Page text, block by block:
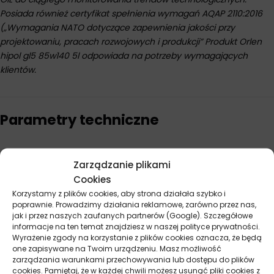
Zarządzanie plikami
Cookies
Korzystamy z plików cookies, aby strona działała szybko i
poprawnie. Prowadzimy działania reklamowe, zarówno przez nas,
jak i przez naszych zaufanych partnerów (Google). Szczegółowe
informacje na ten temat znajdziesz w naszej polityce prywatności.
Wyrażenie zgody na korzystanie z plików cookies oznacza, że będą
one zapisywane na Twoim urządzeniu. Masz możliwość
zarządzania warunkami przechowywania lub dostępu do plików
cookies. Pamiętaj, że w każdej chwili możesz usunąć pliki cookies z
Posiada również certyfikat spełnienia wymagań AQAP 2110:2016
(„Wymagania NATO dotyczące zapewnienia jakości przy
projektowaniu, pracach rozwojowych i produkcji” Produkt Orlen
hipol gl5 85w140 5l odpowiada na potrzeby wymagających
klientów.
Parametry techniczne
Producent Orlen
Pojemność 5 l
API GL-5